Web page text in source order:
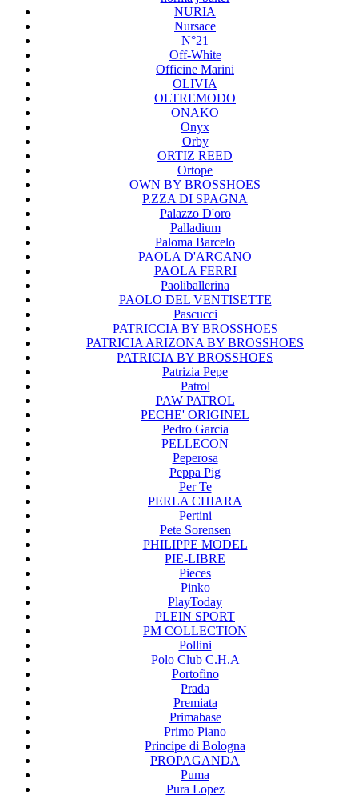
NURIA
Nursace
N°21
Off-White
Officine Marini
OLIVIA
OLTREMODO
ONAKO
Onyx
Orby
ORTIZ REED
Ortope
OWN BY BROSSHOES
P.ZZA DI SPAGNA
Palazzo D'oro
Palladium
Paloma Barcelo
PAOLA D'ARCANO
PAOLA FERRI
Paoliballerina
PAOLO DEL VENTISETTE
Pascucci
PATRICCIA BY BROSSHOES
PATRICIA ARIZONA BY BROSSHOES
PATRICIA BY BROSSHOES
Patrizia Pepe
Patrol
PAW PATROL
PECHE' ORIGINEL
Pedro Garcia
PELLECON
Peperosa
Peppa Pig
Per Te
PERLA CHIARA
Pertini
Pete Sorensen
PHILIPPE MODEL
PIE-LIBRE
Pieces
Pinko
PlayToday
PLEIN SPORT
PM COLLECTION
Pollini
Polo Club C.H.A
Portofino
Prada
Premiata
Primabase
Primo Piano
Principe di Bologna
PROPAGANDA
Puma
Pura Lopez